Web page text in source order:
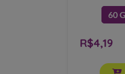
60
R$4,19